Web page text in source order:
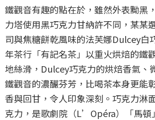
鐵觀音有趣的點在於，雖然外表黝黑
力塔使用黑巧克力甘納許不同，某某
司與焦糖餅乾風味的法芙娜Dulcey白
年茶行「有記名茶」以重火烘焙的鐵
地絲滑，Dulcey巧克力的烘焙香氣、
鐵觀音的濃釅芬芳，比喝茶本身更能
香與回甘，令人印象深刻。巧克力淋
克力，是歌劇院（L’Opéra）「馬頓